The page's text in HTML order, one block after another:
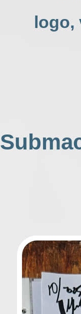
logo,